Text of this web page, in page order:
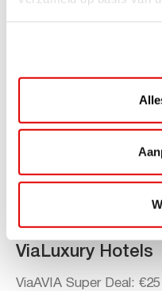
ViaAVIA Super
ViaLuxury Hotels
ViaAVIA Super Deal: